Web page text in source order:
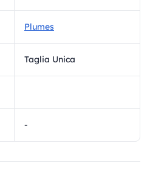
Plumes
Taglia Unica
-